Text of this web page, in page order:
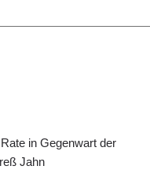
in Gegenwart der
Jahn